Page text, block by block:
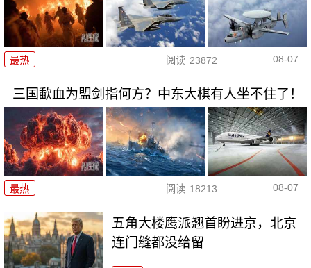
最热 阅读 23872 08-07
三国歃血为盟剑指何方？中东大棋有人坐不住了！
最热 阅读 18213 08-07
五角大楼鹰派翘首盼进京，北京
连门缝都没给留